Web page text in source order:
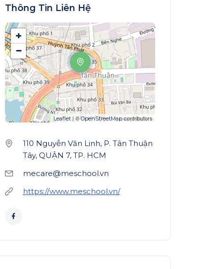
Thông Tin Liên Hệ
+
−
Leaflet| ©OpenStreetMapcontributors
110 Nguyễn Văn Linh, P. Tân Thuận
Tây, QUẬN 7, TP. HCM
mecare@meschool.vn
https://www.meschool.vn/